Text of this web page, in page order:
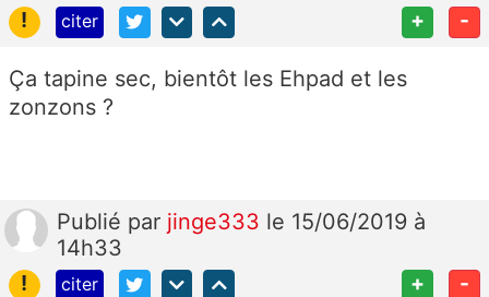
!
citer + -
Ça tapine sec, bientôt les Ehpad et les
zonzons ?
Publié par jinge333 le 15/06/2019 à
14h33
!
citer + -